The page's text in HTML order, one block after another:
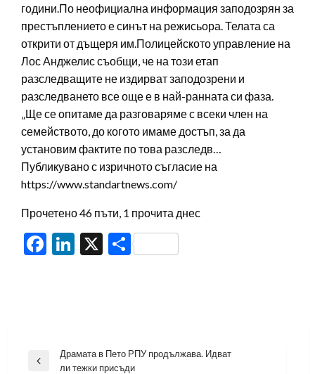
години.По неофициална информация заподозрян за
престъплението е синът на режисьора. Телата са
открити от дъщеря им.Полицейското управление на
Лос Анджелис съобщи, че на този етап
разследващите не издирват заподозрени и
разследването все още е в най-ранната си фаза.
„Ще се опитаме да разговаряме с всеки член на
семейството, до когото имаме достъп, за да
установим фактите по това разследв…
Публикувано с изричното съгласие на
https://www.standartnews.com/
Прочетено 46 пъти, 1 прочита днес
Facebook
LinkedIn
X Share
Навигация
Previous
Драмата в Пето РПУ продължава. Идват
ли тежки присъди